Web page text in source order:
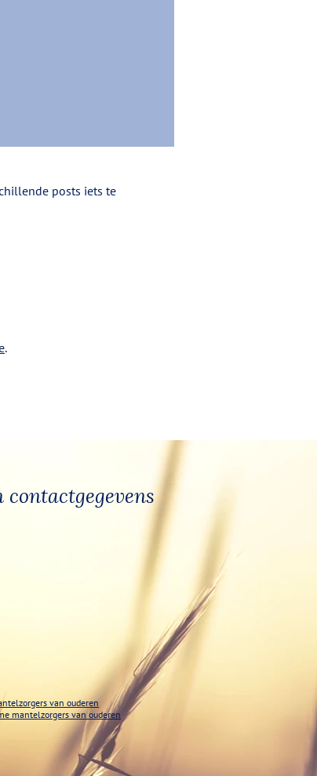
posts iets te
.
van ouderen
mantelzorgers van ouderen